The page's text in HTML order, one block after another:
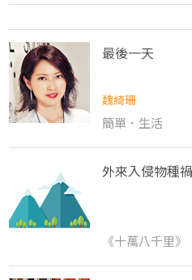
最後一天
魏綺珊
簡單．生活
外來入侵物種
《十萬八千里》